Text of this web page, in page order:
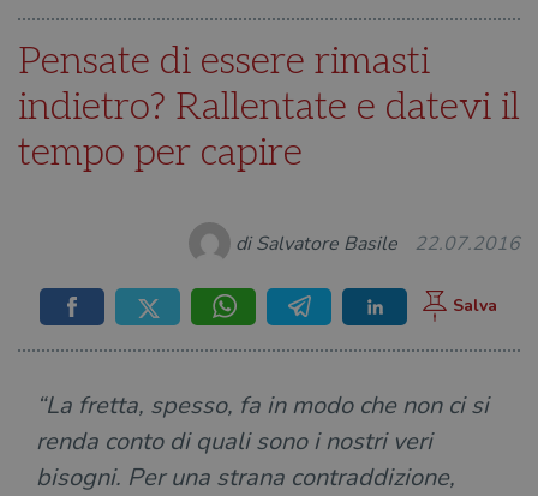
Pensate di essere rimasti
indietro? Rallentate e datevi il
tempo per capire
di Salvatore Basile 22.07.2016
“La fretta, spesso, fa in modo che non ci si
renda conto di quali sono i nostri veri
bisogni. Per una strana contraddizione,